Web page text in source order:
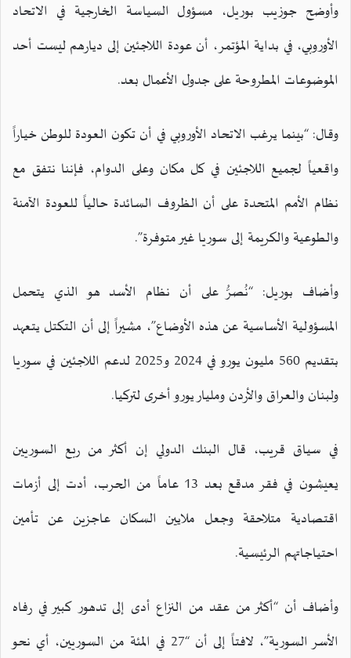
وأوضح جوزيب بوريل، مسؤول السياسة الخارجية في الاتحاد
الأوروبي، في بداية المؤتمر، أن عودة اللاجئين إلى ديارهم ليست أحد
الموضوعات المطروحة على جدول الأعمال بعد.
وقال: “بينما يرغب الاتحاد الأوروبي في أن تكون العودة للوطن خياراً
واقعياً لجميع اللاجئين في كل مكان وعلى الدوام، فإننا نتفق مع
نظام الأمم المتحدة على أن الظروف السائدة حالياً للعودة الآمنة
والطوعية والكريمة إلى سوريا غير متوفرة”.
وأضاف بوريل: “نُصرُّ على أن نظام الأسد هو الذي يتحمل
المسؤولية الأساسية عن هذه الأوضاع”، مشيراً إلى أن التكتل يتعهد
بتقديم 560 مليون يورو في 2024 و2025 لدعم اللاجئين في سوريا
ولبنان والعراق والأردن ومليار يورو أخرى لتركيا.
في سياق قريب، قال البنك الدولي إن أكثر من ربع السوريين
يعيشون في فقر مدقع بعد 13 عاماً من الحرب، أدت إلى أزمات
اقتصادية متلاحقة وجعل ملايين السكان عاجزين عن تأمين
احتياجاتهم الرئيسية.
وأضاف أن “أكثر من عقد من النزاع أدى إلى تدهور كبير في رفاه
الأسر السورية”، لافتاً إلى أن “27 في المئة من السوريين، أي نحو